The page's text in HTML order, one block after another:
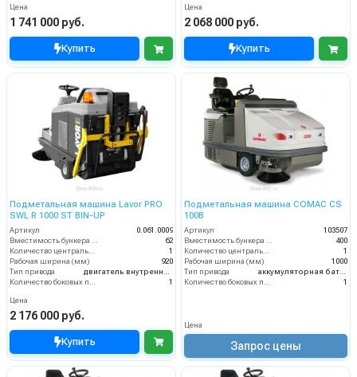
Цена
1 741 000 руб.
Купить
Цена
2 068 000 руб.
Купить
Подметальная машина Lavor PRO
SWL R 1000 ST BIN-UP
Артикул
0.061.0009
62
1
Рабочая ширина (мм)
920
Тип привода
1
Цена
2 176 000 руб.
Купить
Подметальная машина COMAC CS
100B
Артикул
103507
400
1
Рабочая ширина (мм)
1000
Тип привода
1
Цена
Запрос цены